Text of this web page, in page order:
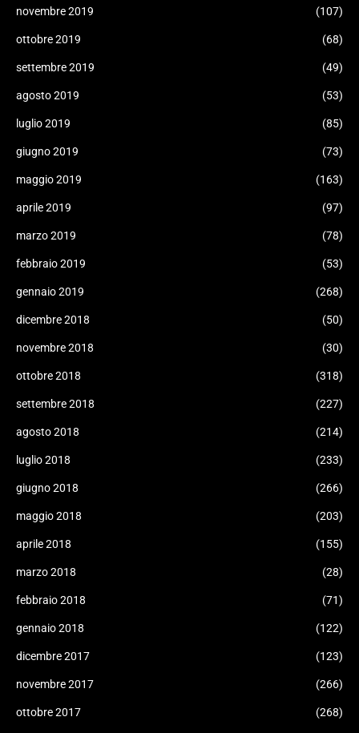
novembre 2019 (107)
ottobre 2019 (68)
settembre 2019 (49)
agosto 2019 (53)
luglio 2019 (85)
giugno 2019 (73)
maggio 2019 (163)
aprile 2019 (97)
marzo 2019 (78)
febbraio 2019 (53)
gennaio 2019 (268)
dicembre 2018 (50)
novembre 2018 (30)
ottobre 2018 (318)
settembre 2018 (227)
agosto 2018 (214)
luglio 2018 (233)
giugno 2018 (266)
maggio 2018 (203)
aprile 2018 (155)
marzo 2018 (28)
febbraio 2018 (71)
gennaio 2018 (122)
dicembre 2017 (123)
novembre 2017 (266)
ottobre 2017 (268)